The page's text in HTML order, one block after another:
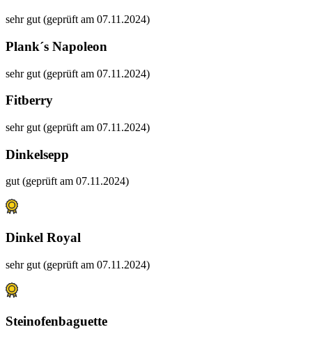
sehr gut (geprüft am 07.11.2024)
Plank´s Napoleon
sehr gut (geprüft am 07.11.2024)
Fitberry
sehr gut (geprüft am 07.11.2024)
Dinkelsepp
gut (geprüft am 07.11.2024)
Dinkel Royal
sehr gut (geprüft am 07.11.2024)
Steinofenbaguette